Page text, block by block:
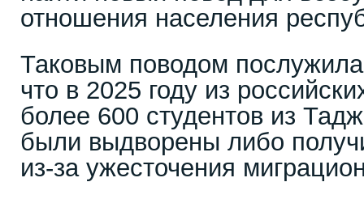
отношения населения
Таковым поводом
что в 2025 году из
более 600 студентов из
были выдворены либо
из-за ужесточения